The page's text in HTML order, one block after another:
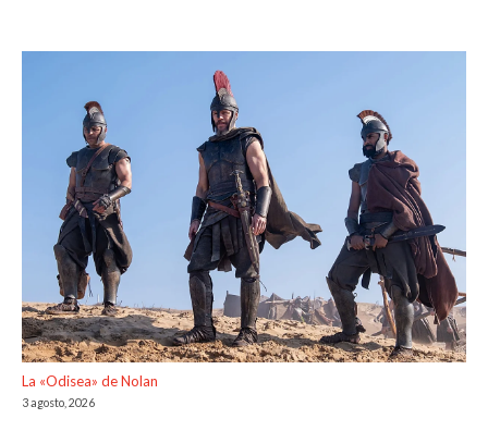
La «Odisea» de Nolan
3 agosto, 2026